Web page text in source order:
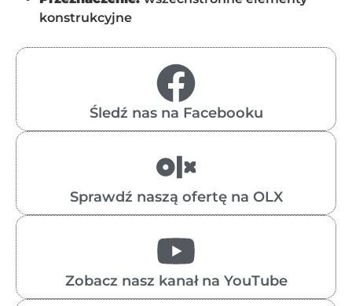
konstrukcyjne
Śledź nas na Facebooku
Sprawdź naszą ofertę na OLX
Zobacz nasz kanał na YouTube